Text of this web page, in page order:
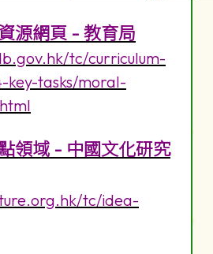
源網頁 - 教育局
tc/curriculum-
tasks/moral-
領域 - 中國文化研究
tc/idea-